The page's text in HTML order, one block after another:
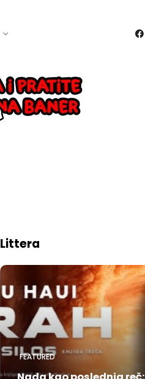
Littera
FEATURED